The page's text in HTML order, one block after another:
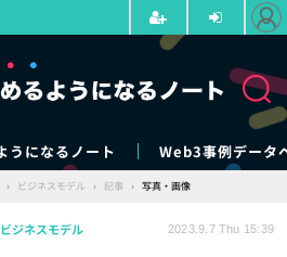
うになるノート Web3事例データ
› ビジネスモデル › 記事 › 写真・画像
ビジネスモデル 2023.9.7 Thu 15:39